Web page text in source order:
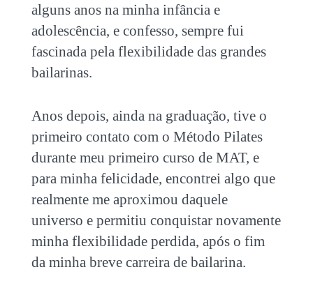
alguns anos na minha infância e
adolescência, e confesso, sempre fui
fascinada pela flexibilidade das grandes
bailarinas.
Anos depois, ainda na graduação, tive o
primeiro contato com o Método Pilates
durante meu primeiro curso de MAT, e
para minha felicidade, encontrei algo que
realmente me aproximou daquele
universo e permitiu conquistar novamente
minha flexibilidade perdida, após o fim
da minha breve carreira de bailarina.